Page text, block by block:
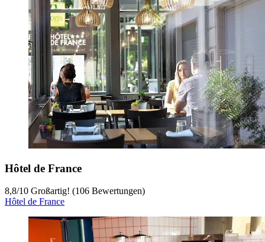
Hôtel de France
8,8/10 Großartig! (106 Bewertungen)
Hôtel de France